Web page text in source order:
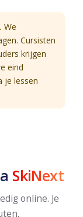
We
Cursisten
krijgen
eind
je lessen
SkiNext
online. Je